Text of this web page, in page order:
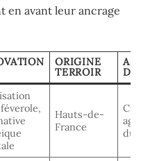
en avant leur ancrage
ORIGINE
TERROIR
Hauts-de-
France